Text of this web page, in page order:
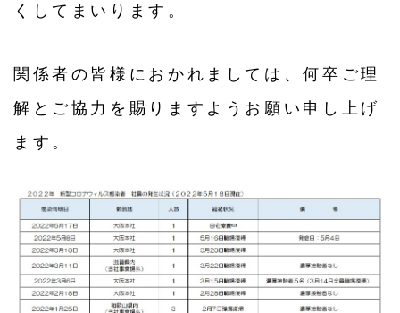
くしてまいります。
関係者の皆様におかれましては、何卒ご理
解とご協力を賜りますようお願い申し上げ
ます。